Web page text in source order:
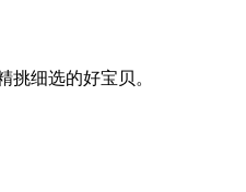
挑细选的好宝贝。